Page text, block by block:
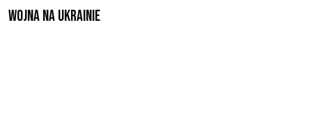
Wojna na Ukrainie